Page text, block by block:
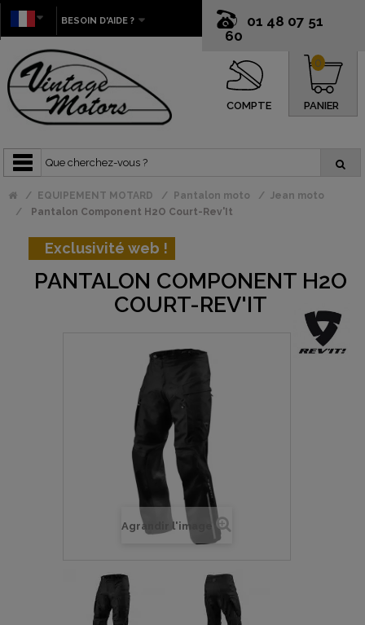
01 48 07 51
60
BESOIN D'AIDE ?
COMPTE PANIER
0
EQUIPEMENT MOTARD Pantalon moto
Jean moto
Pantalon Component H2O Court-Rev'It
Exclusivité web !
PANTALON COMPONENT H2O
COURT-REV'IT
Agrandir l'image